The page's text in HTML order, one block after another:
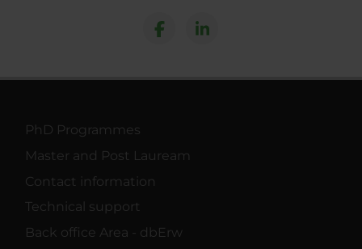
PhD Programmes
Master and Post Lauream
Contact information
Technical support
Back office Area - dbErw